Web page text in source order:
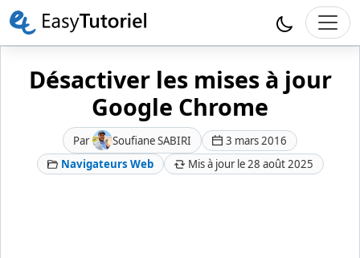
Désactiver les mises à jour
Google Chrome
Par Soufiane SABIRI
3 mars 2016
Navigateurs Web
Mis à jour le 28 août 2025